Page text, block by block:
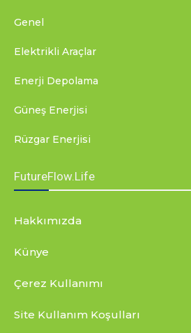
Genel
Elektrikli Araçlar
Enerji Depolama
Güneş Enerjisi
Rüzgar Enerjisi
FutureFlow.Life
Hakkımızda
Künye
Çerez Kullanımı
Site Kullanım Koşulları